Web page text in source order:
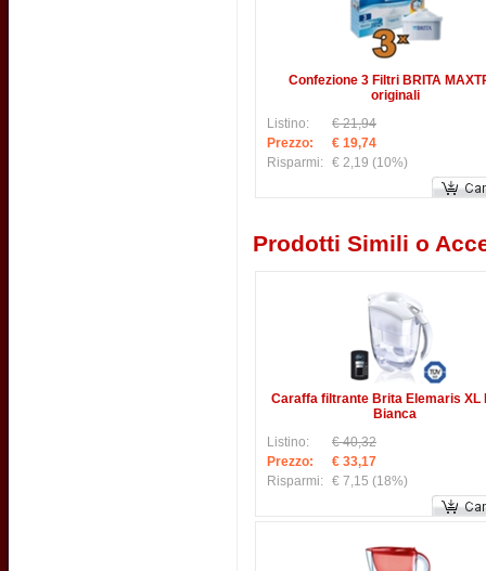
Confezione 3 Filtri BRITA
originali
Listino:
€ 21,94
Prezzo:
€ 19,74
Risparmi: € 2,19 (10%)
Prodotti Simili o
Caraffa filtrante Brita Elemaris XL
Bianca
Listino:
€ 40,32
Prezzo:
€ 33,17
Risparmi: € 7,15 (18%)